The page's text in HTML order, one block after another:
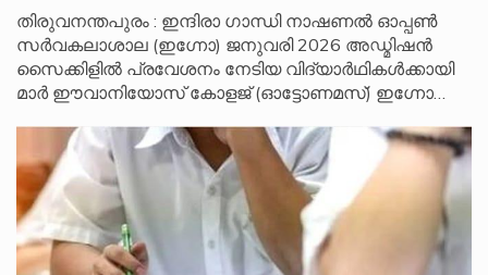
തിരുവനന്തപുരം : ഇന്ദിരാ ഗാന്ധി നാഷണൽ ഓപ്പൺ
സർവകലാശാല (ഇഗ്നോ) ജനുവരി 2026 അഡ്മിഷൻ
സൈക്കിളിൽ പ്രവേശനം നേടിയ വിദ്യാർഥികൾക്കായി
മാർ ഈവാനിയോസ് കോളജ് (ഓട്ടോണമസ്) ഇഗ്നോ…